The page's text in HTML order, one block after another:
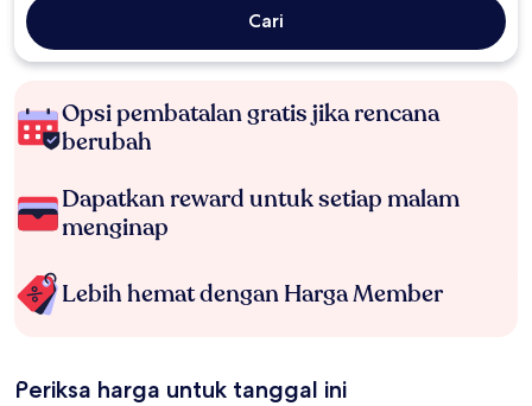
Cari
Opsi pembatalan gratis jika rencana
berubah
Dapatkan reward untuk setiap malam
menginap
Lebih hemat dengan Harga Member
Periksa harga untuk tanggal ini